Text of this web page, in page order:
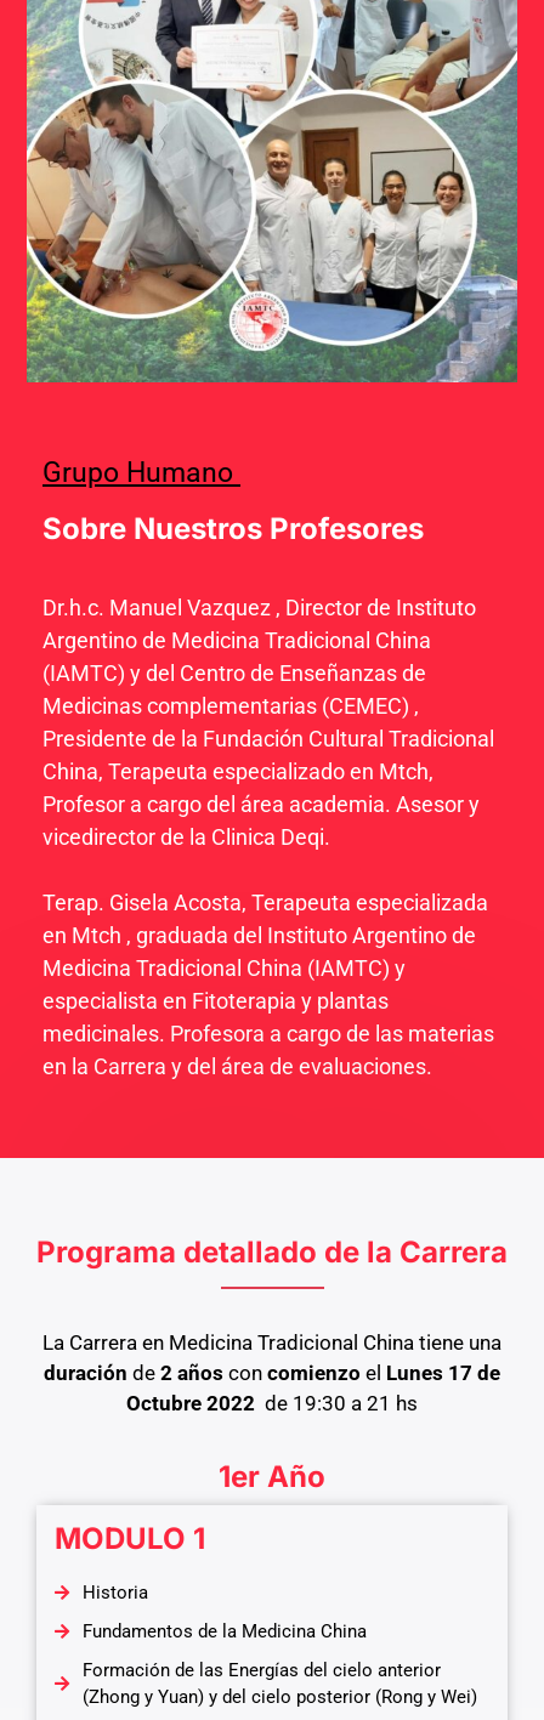
Grupo Humano
Sobre Nuestros Profesores
Dr.h.c. Manuel Vazquez , Director de Instituto
Argentino de Medicina Tradicional China
(IAMTC) y del Centro de Enseñanzas de
Medicinas complementarias (CEMEC) ,
Presidente de la Fundación Cultural Tradicional
China, Terapeuta especializado en Mtch,
Profesor a cargo del área academia. Asesor y
vicedirector de la Clinica Deqi.
Terap. Gisela Acosta, Terapeuta especializada
en Mtch , graduada del Instituto Argentino de
Medicina Tradicional China (IAMTC) y
especialista en Fitoterapia y plantas
medicinales. Profesora a cargo de las materias
en la Carrera y del área de evaluaciones.
Programa detallado de la Carrera
La Carrera en Medicina Tradicional China tiene una
duración de 2 años con comienzo el Lunes 17 de
Octubre 2022 de 19:30 a 21 hs
1er Año
MODULO 1
Historia
Fundamentos de la Medicina China
Formación de las Energías del cielo anterior
(Zhong y Yuan) y del cielo posterior (Rong y Wei)